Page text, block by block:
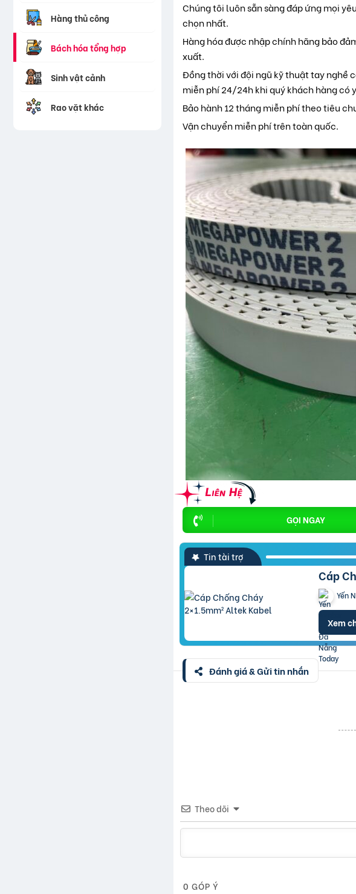
Hàng thủ công
Bách hóa tổng hợp
Sinh vật cảnh
Rao vặt khác
Chúng tôi luôn sẵn sàng đáp ứng mọi
chọn nhất.
Hàng hóa được nhập chính hãng bảo
xuất.
Đồng thời với đội ngũ kỹ thuật tay nghề
miễn phí 24/24h khi quý khách hàng có
Bảo hành 12 tháng miễn phí theo tiêu
Vận chuyển miễn phí trên toàn quốc.
GỌI NGAY
Tin tài trợ
Cáp
Yến
Xem
Đánh giá & Gửi tin nhắn
Theo dõi
0 GÓP Ý